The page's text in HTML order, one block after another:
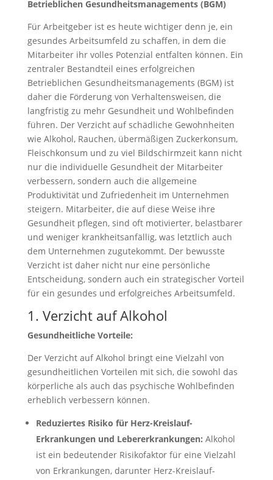
Betrieblichen Gesundheitsmanagements (BGM)
Für Arbeitgeber ist es heute wichtiger denn je, ein
gesundes Arbeitsumfeld zu schaffen, in dem die
Mitarbeiter ihr volles Potenzial entfalten können. Ein
zentraler Bestandteil eines erfolgreichen
Betrieblichen Gesundheitsmanagements (BGM) ist
daher die Förderung von Verhaltensweisen, die
langfristig zu mehr Gesundheit und Wohlbefinden
führen. Der Verzicht auf schädliche Gewohnheiten
wie Alkohol, Rauchen, übermäßigen Zuckerkonsum,
Fleischkonsum und zu viel Bildschirmzeit kann nicht
nur die individuelle Gesundheit der Mitarbeiter
verbessern, sondern auch die allgemeine
Produktivität und Zufriedenheit im Unternehmen
steigern. Mitarbeiter, die auf diese Weise ihre
Gesundheit pflegen, sind oft motivierter, belastbarer
und weniger krankheitsanfällig, was letztlich auch
dem Unternehmen zugutekommt. Der bewusste
Verzicht ist daher nicht nur eine persönliche
Entscheidung, sondern auch ein strategischer Vorteil
für ein gesundes und erfolgreiches Arbeitsumfeld.
1. Verzicht auf Alkohol
Gesundheitliche Vorteile:
Der Verzicht auf Alkohol bringt eine Vielzahl von
gesundheitlichen Vorteilen mit sich, die sowohl das
körperliche als auch das psychische Wohlbefinden
erheblich verbessern können.
Reduziertes Risiko für Herz-Kreislauf-
Erkrankungen und Lebererkrankungen: Alkohol
ist ein bedeutender Risikofaktor für eine Vielzahl
von Erkrankungen, darunter Herz-Kreislauf-